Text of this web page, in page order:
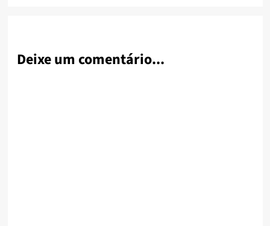
Deixe um comentário...